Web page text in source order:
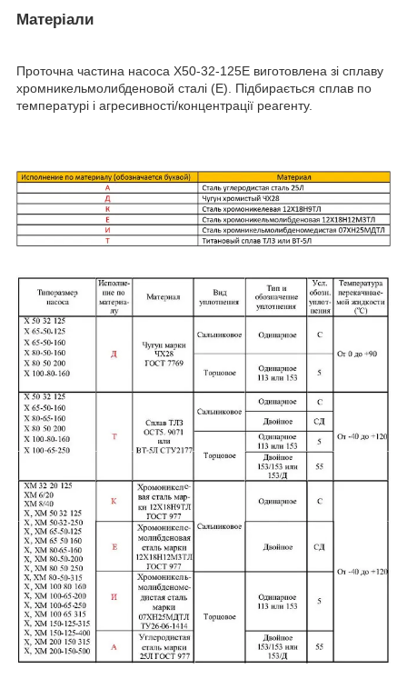
Матеріали
Проточна частина насоса Х50-32-125Е виготовлена зі сплаву
хромникельмолибденовой сталі (Е). Підбирається сплав по
температурі і агресивності/концентрації реагенту.